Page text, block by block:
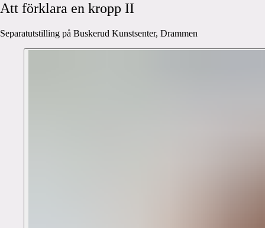
Att förklara en kropp II
Separatutstilling på Buskerud Kunstsenter, Drammen